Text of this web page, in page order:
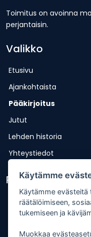
Toimitus on avoinna
perjantaisin.
Valikko
Etusivu
Ajankohtaista
Pääkirjoitus
Jutut
Lehden historia
Yhteystiedot
Pikalinkit
Lähetä uutisvinkki
Kopiointiohje
Mediakortti
Käytämme
Käytämme
räätälöimiseen,
tukemiseen ja
Muokkaa